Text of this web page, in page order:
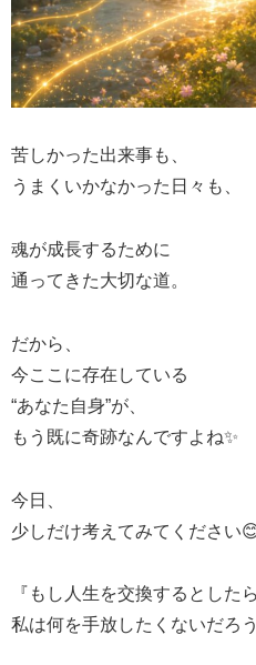
苦しかった出来事も、
うまくいかなかった日々も、
魂が成長するために
通ってきた大切な道。
だから、
今ここに存在している
“あなた自身”が、
もう既に奇跡なんですよね✨
今日、
少しだけ考えてみてください
『もし人生を交換するとしたら
私は何を手放したくないだろう